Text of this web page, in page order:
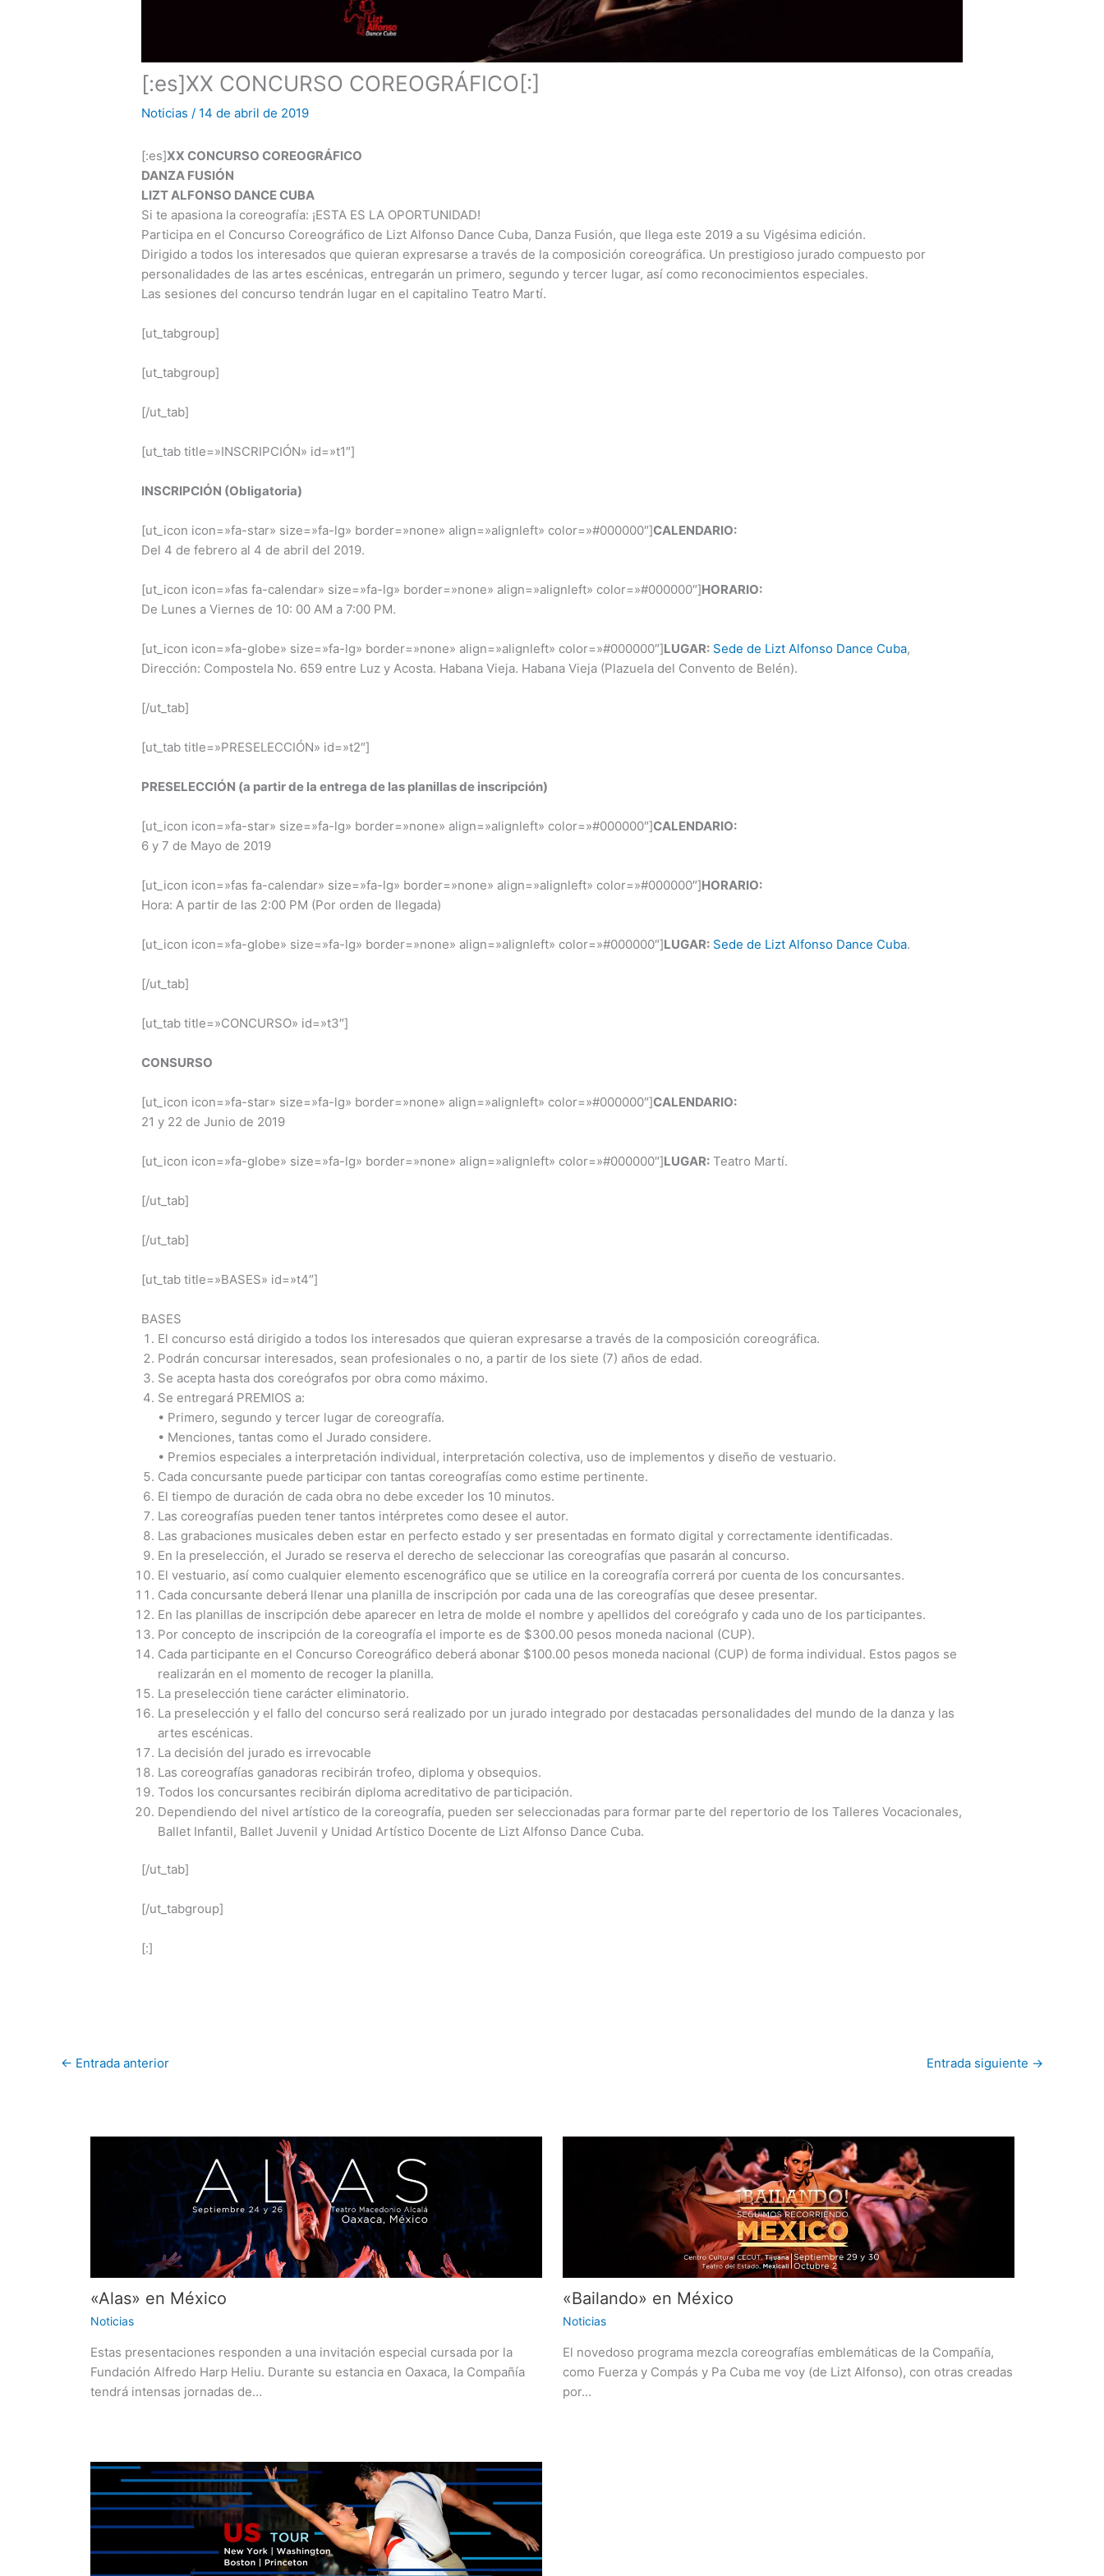
[:es]XX CONCURSO COREOGRÁFICO[:]
Noticias / 14 de abril de 2019
[:es]XX CONCURSO COREOGRÁFICO
DANZA FUSIÓN
LIZT ALFONSO DANCE CUBA
Si te apasiona la coreografía: ¡ESTA ES LA OPORTUNIDAD!
Participa en el Concurso Coreográfico de Lizt Alfonso Dance Cuba, Danza Fusión, que llega este 2019 a su Vigésima edición.
Dirigido a todos los interesados que quieran expresarse a través de la composición coreográfica. Un prestigioso jurado compuesto por
personalidades de las artes escénicas, entregarán un primero, segundo y tercer lugar, así como reconocimientos especiales.
Las sesiones del concurso tendrán lugar en el capitalino Teatro Martí.
[ut_tabgroup]
[ut_tabgroup]
[/ut_tab]
[ut_tab title=»INSCRIPCIÓN» id=»t1″]
INSCRIPCIÓN (Obligatoria)
[ut_icon icon=»fa-star» size=»fa-lg» border=»none» align=»alignleft» color=»#000000″]CALENDARIO:
Del 4 de febrero al 4 de abril del 2019.
[ut_icon icon=»fas fa-calendar» size=»fa-lg» border=»none» align=»alignleft» color=»#000000″]HORARIO:
De Lunes a Viernes de 10: 00 AM a 7:00 PM.
[ut_icon icon=»fa-globe» size=»fa-lg» border=»none» align=»alignleft» color=»#000000″]LUGAR: Sede de Lizt Alfonso Dance Cuba,
Dirección: Compostela No. 659 entre Luz y Acosta. Habana Vieja. Habana Vieja (Plazuela del Convento de Belén).
[/ut_tab]
[ut_tab title=»PRESELECCIÓN» id=»t2″]
PRESELECCIÓN (a partir de la entrega de las planillas de inscripción)
[ut_icon icon=»fa-star» size=»fa-lg» border=»none» align=»alignleft» color=»#000000″]CALENDARIO:
6 y 7 de Mayo de 2019
[ut_icon icon=»fas fa-calendar» size=»fa-lg» border=»none» align=»alignleft» color=»#000000″]HORARIO:
Hora: A partir de las 2:00 PM (Por orden de llegada)
[ut_icon icon=»fa-globe» size=»fa-lg» border=»none» align=»alignleft» color=»#000000″]LUGAR: Sede de Lizt Alfonso Dance Cuba.
[/ut_tab]
[ut_tab title=»CONCURSO» id=»t3″]
CONSURSO
[ut_icon icon=»fa-star» size=»fa-lg» border=»none» align=»alignleft» color=»#000000″]CALENDARIO:
21 y 22 de Junio de 2019
[ut_icon icon=»fa-globe» size=»fa-lg» border=»none» align=»alignleft» color=»#000000″]LUGAR: Teatro Martí.
[/ut_tab]
[/ut_tab]
[ut_tab title=»BASES» id=»t4″]
BASES
El concurso está dirigido a todos los interesados que quieran expresarse a través de la composición coreográfica.
Podrán concursar interesados, sean profesionales o no, a partir de los siete (7) años de edad.
Se acepta hasta dos coreógrafos por obra como máximo.
Se entregará PREMIOS a:
• Primero, segundo y tercer lugar de coreografía.
• Menciones, tantas como el Jurado considere.
• Premios especiales a interpretación individual, interpretación colectiva, uso de implementos y diseño de vestuario.
Cada concursante puede participar con tantas coreografías como estime pertinente.
El tiempo de duración de cada obra no debe exceder los 10 minutos.
Las coreografías pueden tener tantos intérpretes como desee el autor.
Las grabaciones musicales deben estar en perfecto estado y ser presentadas en formato digital y correctamente identificadas.
En la preselección, el Jurado se reserva el derecho de seleccionar las coreografías que pasarán al concurso.
El vestuario, así como cualquier elemento escenográfico que se utilice en la coreografía correrá por cuenta de los concursantes.
Cada concursante deberá llenar una planilla de inscripción por cada una de las coreografías que desee presentar.
En las planillas de inscripción debe aparecer en letra de molde el nombre y apellidos del coreógrafo y cada uno de los participantes.
Por concepto de inscripción de la coreografía el importe es de $300.00 pesos moneda nacional (CUP).
Cada participante en el Concurso Coreográfico deberá abonar $100.00 pesos moneda nacional (CUP) de forma individual. Estos pagos se
realizarán en el momento de recoger la planilla.
La preselección tiene carácter eliminatorio.
La preselección y el fallo del concurso será realizado por un jurado integrado por destacadas personalidades del mundo de la danza y las
artes escénicas.
La decisión del jurado es irrevocable
Las coreografías ganadoras recibirán trofeo, diploma y obsequios.
Todos los concursantes recibirán diploma acreditativo de participación.
Dependiendo del nivel artístico de la coreografía, pueden ser seleccionadas para formar parte del repertorio de los Talleres Vocacionales,
Ballet Infantil, Ballet Juvenil y Unidad Artístico Docente de Lizt Alfonso Dance Cuba.
[/ut_tab]
[/ut_tabgroup]
[:]
← Entrada anterior Entrada siguiente →
«Alas» en México
Noticias
Estas presentaciones responden a una invitación especial cursada por la
Fundación Alfredo Harp Heliu. Durante su estancia en Oaxaca, la Compañía
tendrá intensas jornadas de…
«Bailando» en México
Noticias
El novedoso programa mezcla coreografías emblemáticas de la Compañía,
como Fuerza y Compás y Pa Cuba me voy (de Lizt Alfonso), con otras creadas
por…